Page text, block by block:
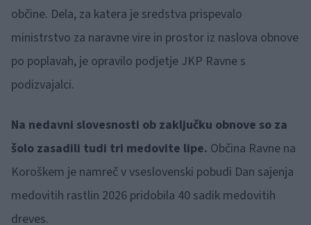
občine. Dela, za katera je sredstva prispevalo
ministrstvo za naravne vire in prostor iz naslova obnove
po poplavah, je opravilo podjetje JKP Ravne s
podizvajalci.
Na nedavni slovesnosti ob zaključku obnove so za
šolo zasadili tudi tri medovite lipe. Občina Ravne na
Koroškem je namreč v vseslovenski pobudi Dan sajenja
medovitih rastlin 2026 pridobila 40 sadik medovitih
dreves.